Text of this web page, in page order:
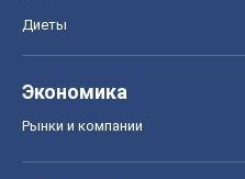
Диеты
Экономика
Рынки и компании